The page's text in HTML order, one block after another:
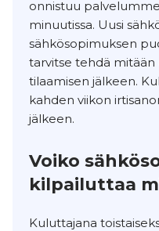
onnistuu
minuutissa. Uusi
sähkösopimuksen
tarvitse tehdä
tilaamisen jälkeen.
kahden viikon
jälkeen.
Voiko
kilpailuttaa
Kuluttajana